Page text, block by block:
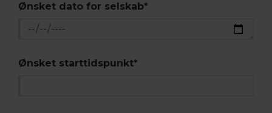
Ønsket dato for selskab*
Ønsket starttidspunkt*